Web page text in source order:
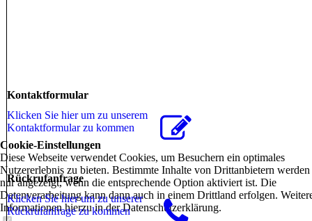
Kontaktformular
Klicken Sie hier um zu unserem
Kon­takt­for­mu­lar zu kommen
Rückrufanfrage
Klicken Sie hier um zu unserer
Rückrufanfrage zu kommen
Cookie-Einstellungen
Diese Webseite verwendet Cookies, um Besuchern ein optimales
Nutzererlebnis zu bieten. Bestimmte Inhalte von Drittanbietern werden
nur angezeigt, wenn die entsprechende Option aktiviert ist. Die
Datenverarbeitung kann dann auch in einem Drittland erfolgen.
Informationen hierzu in der Datenschutzerklärung.